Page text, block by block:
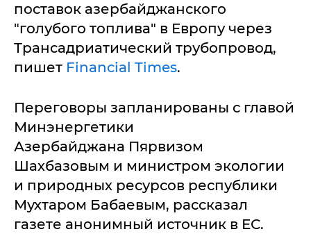
поставок азербайджанского
"голубого топлива" в Европу через
Трансадриатический трубопровод,
пишет Financial Times.
Переговоры запланированы с главой
Минэнергетики
Азербайджана Пярвизом
Шахбазовым и министром экологии
и природных ресурсов республики
Мухтаром Бабаевым, рассказал
газете анонимный источник в ЕС.